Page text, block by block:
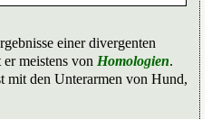
einer divergenten
meistens von Homologien.
mit den Unterarmen von Hund,